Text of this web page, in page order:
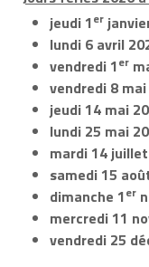
jeudi 1er
lundi 6 avril
vendredi 1er
vendredi 8
jeudi 14 mai
lundi 25 mai
mardi 14
samedi 15
dimanche 1er
mercredi 11
vendredi 25